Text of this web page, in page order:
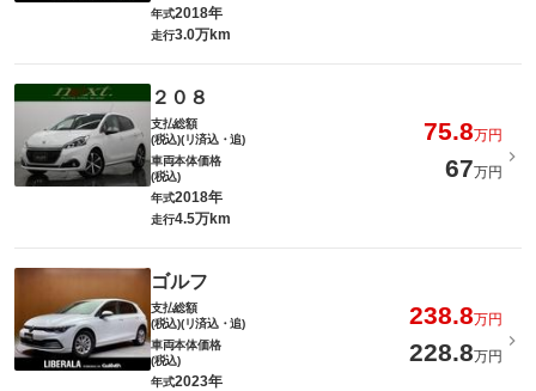
年式2018年
走行3.0万km
２０８
支払総額
(税込)(リ済込・追)
75.8万円
車両本体価格
(税込)
67万円
年式2018年
走行4.5万km
ゴルフ
支払総額
(税込)(リ済込・追)
238.8万円
車両本体価格
(税込)
228.8万円
年式2023年